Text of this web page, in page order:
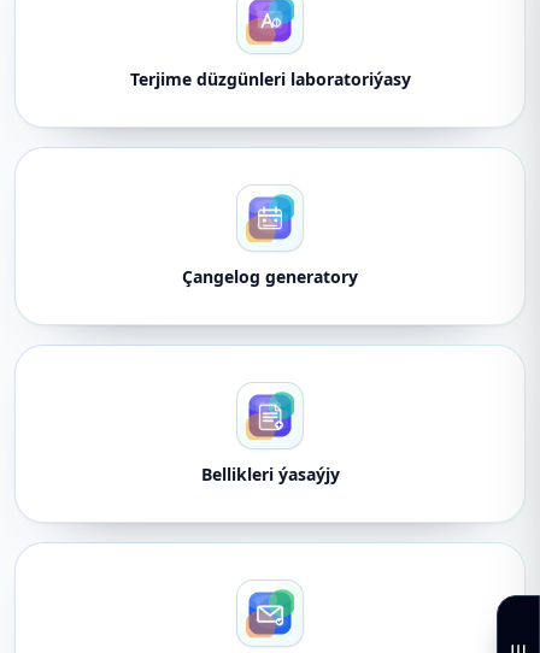
Terjime düzgünleri laboratoriýasy
Çangelog generatory
Bellikleri ýasaýjy